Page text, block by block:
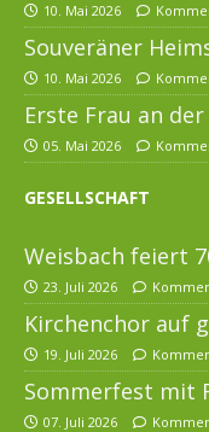
10. Mai 2026
Souveräner
10. Mai 2026
Erste Frau an
05. Mai 2026
GESELLSCHAFT
Weisbach feiert
23. Juli 2026
Kirchenchor auf
19. Juli 2026
Sommerfest mit
07. Juli 2026